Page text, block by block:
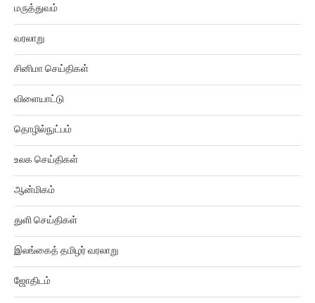
வரலாறு
சினிமா செய்திகள்
விளையாட்டு
தொழில்நுட்பம்
உலக செய்திகள்
ஆன்மிகம்
துளி செய்திகள்
இலங்கைத் தமிழர் வரலாறு
ஜோதிடம்
உயிரியல்